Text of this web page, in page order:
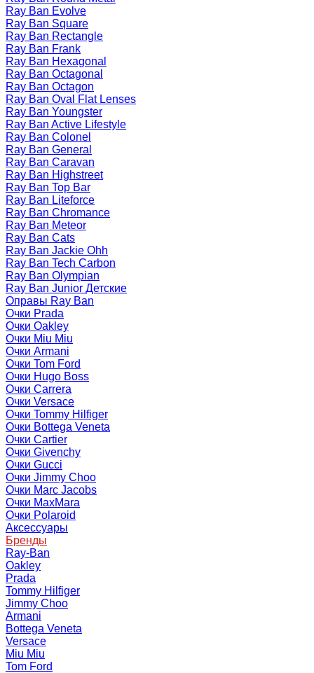
Ray Ban Evolve
Ray Ban Square
Ray Ban Rectangle
Ray Ban Frank
Ray Ban Hexagonal
Ray Ban Octagonal
Ray Ban Octagon
Ray Ban Oval Flat Lenses
Ray Ban Youngster
Ray Ban Active Lifestyle
Ray Ban Colonel
Ray Ban General
Ray Ban Caravan
Ray Ban Highstreet
Ray Ban Top Bar
Ray Ban Liteforce
Ray Ban Chromance
Ray Ban Meteor
Ray Ban Cats
Ray Ban Jackie Ohh
Ray Ban Tech Carbon
Ray Ban Olympian
Ray Ban Junior Детские
Оправы Ray Ban
Очки Prada
Очки Oakley
Очки Miu Miu
Очки Armani
Очки Tom Ford
Очки Hugo Boss
Очки Carrera
Очки Versace
Очки Tommy Hilfiger
Очки Bottega Veneta
Очки Cartier
Очки Givenchy
Очки Gucci
Очки Jimmy Choo
Очки Marc Jacobs
Очки MaxMara
Очки Polaroid
Аксессуары
Бренды
Ray-Ban
Oakley
Prada
Tommy Hilfiger
Jimmy Choo
Armani
Bottega Veneta
Versace
Miu Miu
Tom Ford